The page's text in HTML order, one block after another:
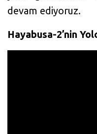
devam ediyoruz.
Hayabusa-2’nin